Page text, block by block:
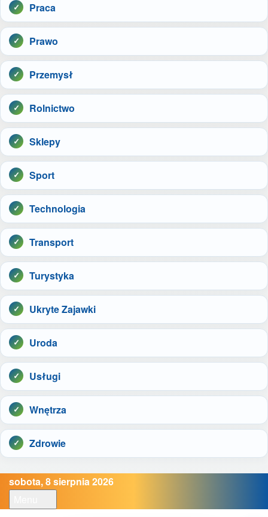
Praca
Prawo
Przemysł
Rolnictwo
Sklepy
Sport
Technologia
Transport
Turystyka
Ukryte Zajawki
Uroda
Usługi
Wnętrza
Zdrowie
sobota, 8 sierpnia 2026